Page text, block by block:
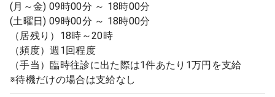
(月～金) 09時00分 ～ 18時00分
(土曜日) 09時00分 ～ 18時00分
（居残り）18時～20時
（頻度）週1回程度
（手当）臨時往診に出た際は1件あたり1万円を支給
※待機だけの場合は支給なし